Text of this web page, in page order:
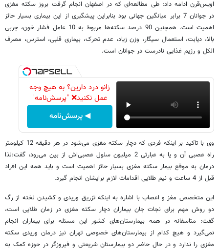
اویس‌قرن ادامه داد: طی مطالعه‌ای که در اصفهان انجام گرفت بروز سکته مغزی
در جوانان 7 برابر میانگین جهانی بود بنابراین پیشگیری از این بیماری بسیار حائز
اهمیت است. همچنین 90 درصد سکته‌ها مربوط به 10 عامل فشار خون، چربی
بالا، دیابت، استعمال سیگار، وزن زیاد، عدم تحرک، بیماری قلبی، استرس، مصرف
الکل و رژیم غذایی نادرست در جوانان است.
زانو درد دارین؟ به هیچ وجه
عمل نکنید❌ "پرسش‌نامه"
◀ پرسش‌نامه
وی با تاکید بر اینکه فردی که دچار سکته مغزی می‌شود در هر دقیقه 12 کیلومتر
راه عصبی آن و یا به عبارتی 2 میلیون سلول عصبی‌اش از بین می‌رود، گفت:‌لذا
درمان به موقع بیمار سکته مغزی بسیار حائز اهمیت است و باید همه این افراد
قبل از 4 ساعت و نیم طلایی اقدامات لازم برایشان انجام گیرد.
این متخصص مغز و اعصاب با اشاره به اینکه تزریق وریدی و کشیدن لخته از رگ
دو روش مهم برای نجات جان بیماران دچار سکته مغزی در زمان طلایی است،
گفت:‌ متاسفانه در همه بیمارستان‌های کشور این مسئله برای بیماران انجام
نمی‌گیرد و هیچ کدام از بیمارستان‌های خصوصی تهران نیز درمان وریدی سکته
مغزی را ندارد و در حال حاضر دو بیمارستان شریعتی و فیروزگر در حوزه کمک به